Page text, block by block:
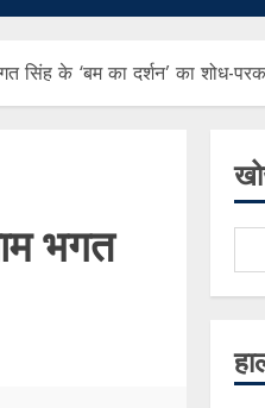
सिंह के ‘बम का दर्शन’ का शोध-
भगत